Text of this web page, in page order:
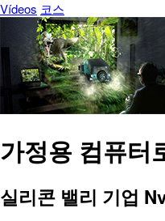
Vídeos 코스
가정용 컴퓨터
실리콘 밸리 기업